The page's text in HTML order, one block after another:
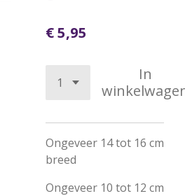
€ 5,95
In
Ongeveer 14 tot 16 cm
breed
Ongeveer 10 tot 12 cm